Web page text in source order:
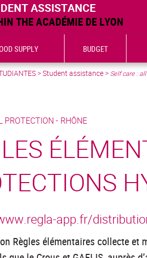
ASSISTANCE
THE ACADÉMIE DE LYON
SUPPLY BUDGET
>Student assistance> Self care :
PROTECTION - RHÔNE
app.fr/
Règles élémentaires collecte